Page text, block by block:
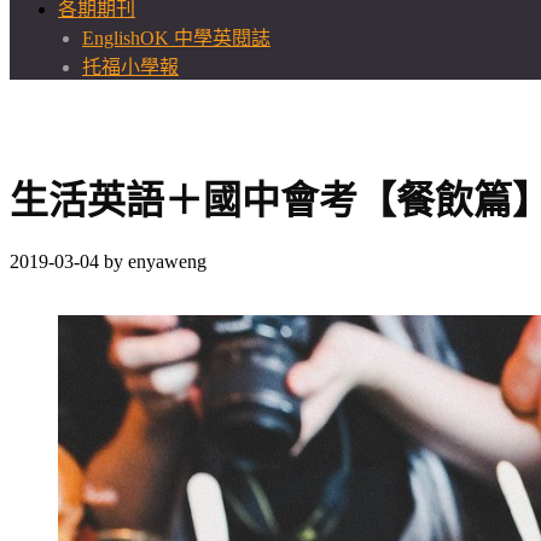
各期期刊
EnglishOK 中學英閱誌
托福小學報
生活英語＋國中會考【餐飲篇
2019-03-04 by enyaweng